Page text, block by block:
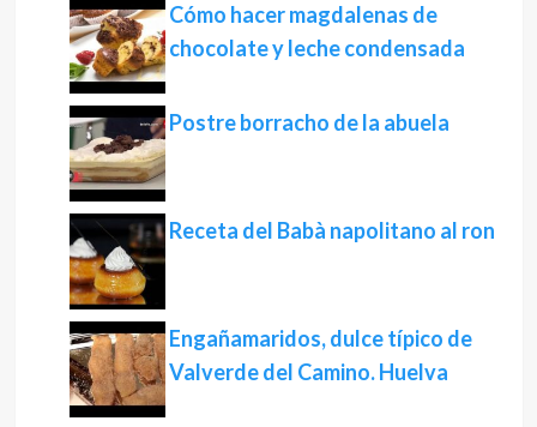
Cómo hacer magdalenas de
chocolate y leche condensada
Postre borracho de la abuela
Receta del Babà napolitano al ron
Engañamaridos, dulce típico de
Valverde del Camino. Huelva